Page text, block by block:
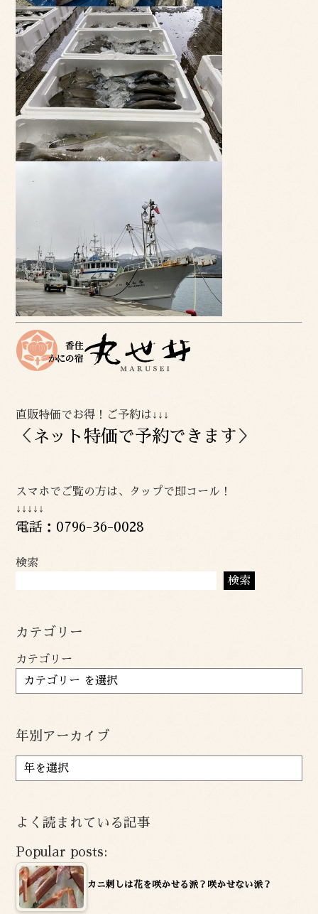
直販特価でお得！ご予約は↓↓↓
＜ ネット特価で予約できます ＞
スマホでご覧の方は、タップで即コール！
↓↓↓↓↓
電話：0796-36-0028
検索
検索
カテゴリー
カテゴリー
年別アーカイブ
ア
ー
イ
ブ
よく読まれている記事
Popular posts:
カニ刺しは花を咲かせる派？咲かせない派？